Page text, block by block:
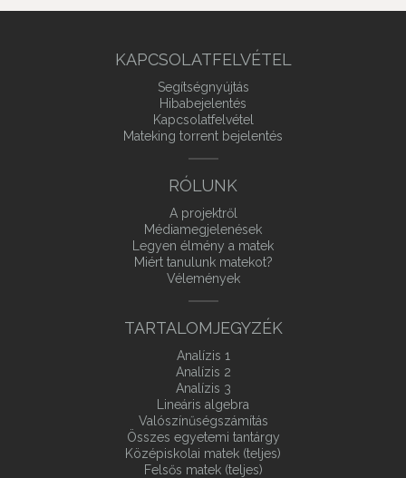
KAPCSOLATFELVÉTEL
Segítségnyújtás
Hibabejelentés
Kapcsolatfelvétel
Mateking torrent bejelentés
RÓLUNK
A projektről
Médiamegjelenések
Legyen élmény a matek
Miért tanulunk matekot?
Vélemények
TARTALOMJEGYZÉK
Analízis 1
Analízis 2
Analízis 3
Lineáris algebra
Valószínűségszámítás
Összes egyetemi tantárgy
Középiskolai matek (teljes)
Felsős matek (teljes)